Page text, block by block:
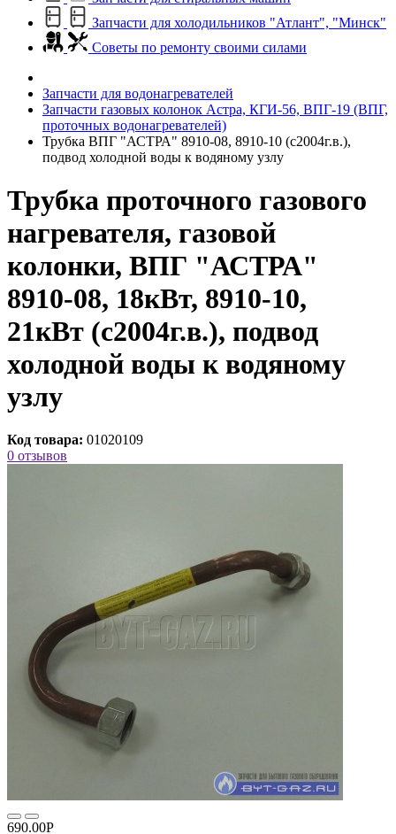
Запчасти для холодильников "Атлант", "Минск"
Советы по ремонту своими силами
Запчасти для водонагревателей
Запчасти газовых колонок Астра, КГИ-56, ВПГ-19 (ВПГ,
проточных водонагревателей)
Трубка ВПГ "АСТРА" 8910-08, 8910-10 (с2004г.в.),
подвод холодной воды к водяному узлу
Трубка проточного газового
нагревателя, газовой
колонки, ВПГ "АСТРА"
8910-08, 18кВт, 8910-10,
21кВт (с2004г.в.), подвод
холодной воды к водяному
узлу
Код товара: 01020109
0 отзывов
690.00Р